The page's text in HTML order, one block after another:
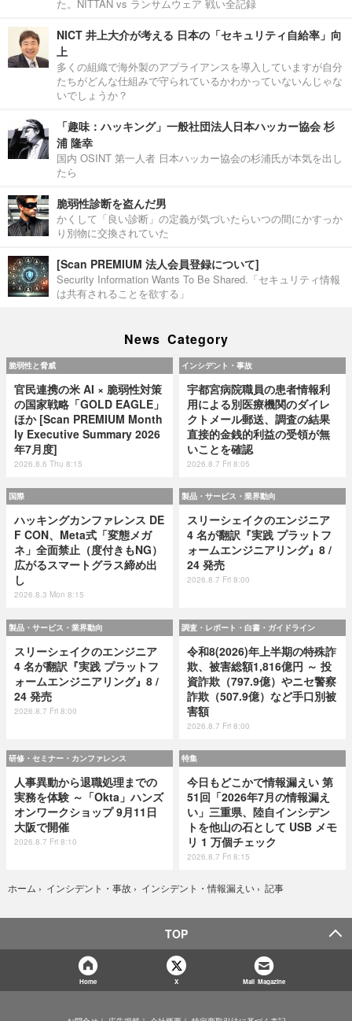
た。NITTAN vs ランサムウェア 戦い全記録
NICT 井上大介が考える 日本の「セキュリティ自給率」向
上
多くの組織で海外製のアプライアンスを導入していますが自分
たちがどんな仕組みで守られているかわかっていないんじゃな
いでしょうか？
「趣味：ハッキング」一般社団法人日本ハッカー協会 杉
浦 隆幸
国内 OSINT 第一人者 日本ハッカー協会の杉浦氏が本気を出し
たら
脆弱性診断を盗んだ男
かくして「良い診断」の定義が気づいたらいつの間にかすっか
り別物に交換されていた
[Scan PREMIUM 法人会員登録について]
Security Information Wants To Be Shared.「セキュリティ情報
は共有されることを欲する」
News Category
脆弱性と脅威
官民連携の米 AI × 脆弱性対策
の国家戦略「GOLD EAGLE」
ほか [Scan PREMIUM Month
ly Executive Summary 2026
年7月度]
2026.8.6 Thu 8:15
インシデント・事故
宇都宮病院職員の患者情報利
用による別医療機関のダイレ
クトメール郵送、調査の結果
直接的金銭的利益の受領が無
いことを確認
2026.8.7 Fri 8:05
国際
ハッキングカンファレンス DE
F CON、Meta式「変態メガ
ネ」全面禁止（度付きもNG）
広がるスマートグラス締め出
し
2026.8.3 Mon 8:15
製品・サービス・業界動向
スリーシェイクのエンジニア
4 名が翻訳『実践 プラットフ
ォームエンジニアリング』8 /
24 発売
2026.8.7 Fri 8:00
製品・サービス・業界動向
スリーシェイクのエンジニア
4 名が翻訳『実践 プラットフ
ォームエンジニアリング』8 /
24 発売
2026.8.7 Fri 8:00
調査・レポート・白書・ガイドライン
令和8(2026)年上半期の特殊詐
欺、被害総額1,816億円 ～ 投
資詐欺（797.9億）やニセ警察
詐欺（507.9億）など手口別被
害額
2026.8.7 Fri 8:00
研修・セミナー・カンファレンス
人事異動から退職処理までの
実務を体験 ～「Okta」ハンズ
オンワークショップ 9月11日
大阪で開催
2026.8.7 Fri 8:10
特集
今日もどこかで情報漏えい 第
51回「2026年7月の情報漏え
い」三重県、陸自インシデン
トを他山の石として USB メモ
リ 1 万個チェック
2026.8.7 Fri 8:15
ホーム › インシデント・事故 › インシデント・情報漏えい › 記事
TOP
Home X Mail Magazine